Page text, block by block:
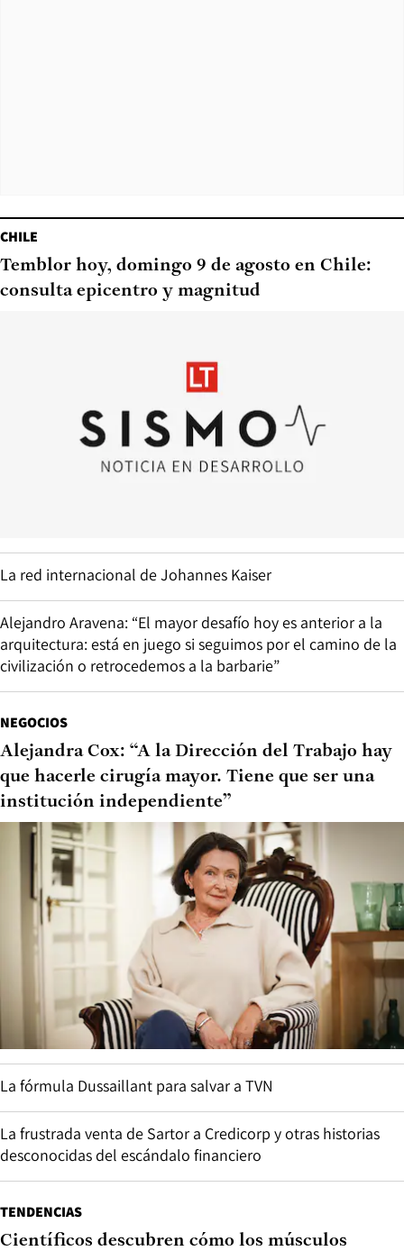
CHILE
Temblor hoy, domingo 9 de agosto en Chile:
consulta epicentro y magnitud
La red internacional de Johannes Kaiser
Alejandro Aravena: “El mayor desafío hoy es anterior a la
arquitectura: está en juego si seguimos por el camino de la
civilización o retrocedemos a la barbarie”
NEGOCIOS
Alejandra Cox: “A la Dirección del Trabajo hay
que hacerle cirugía mayor. Tiene que ser una
institución independiente”
La fórmula Dussaillant para salvar a TVN
La frustrada venta de Sartor a Credicorp y otras historias
desconocidas del escándalo financiero
TENDENCIAS
Científicos descubren cómo los músculos